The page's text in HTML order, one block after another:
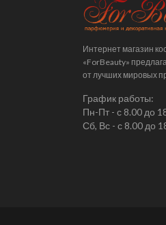
Интернет магазин
«ForBeauty»
от лучших мировых
График работы:
Пн-Пт - с 8.00 до
Сб, Вс - с 8.00 до